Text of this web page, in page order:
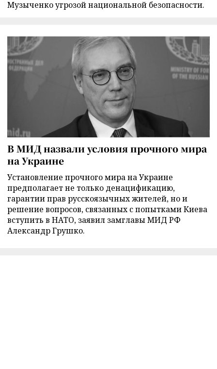
Музыченко угрозой национальной безопасности.
В МИД назвали условия прочного мира
на Украине
Установление прочного мира на Украине
предполагает не только денацификацию,
гарантии прав русскоязычных жителей, но и
решение вопросов, связанных с попытками Киева
вступить в НАТО, заявил замглавы МИД РФ
Александр Грушко.